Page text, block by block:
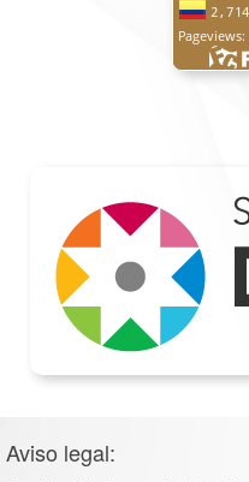
Aviso legal: